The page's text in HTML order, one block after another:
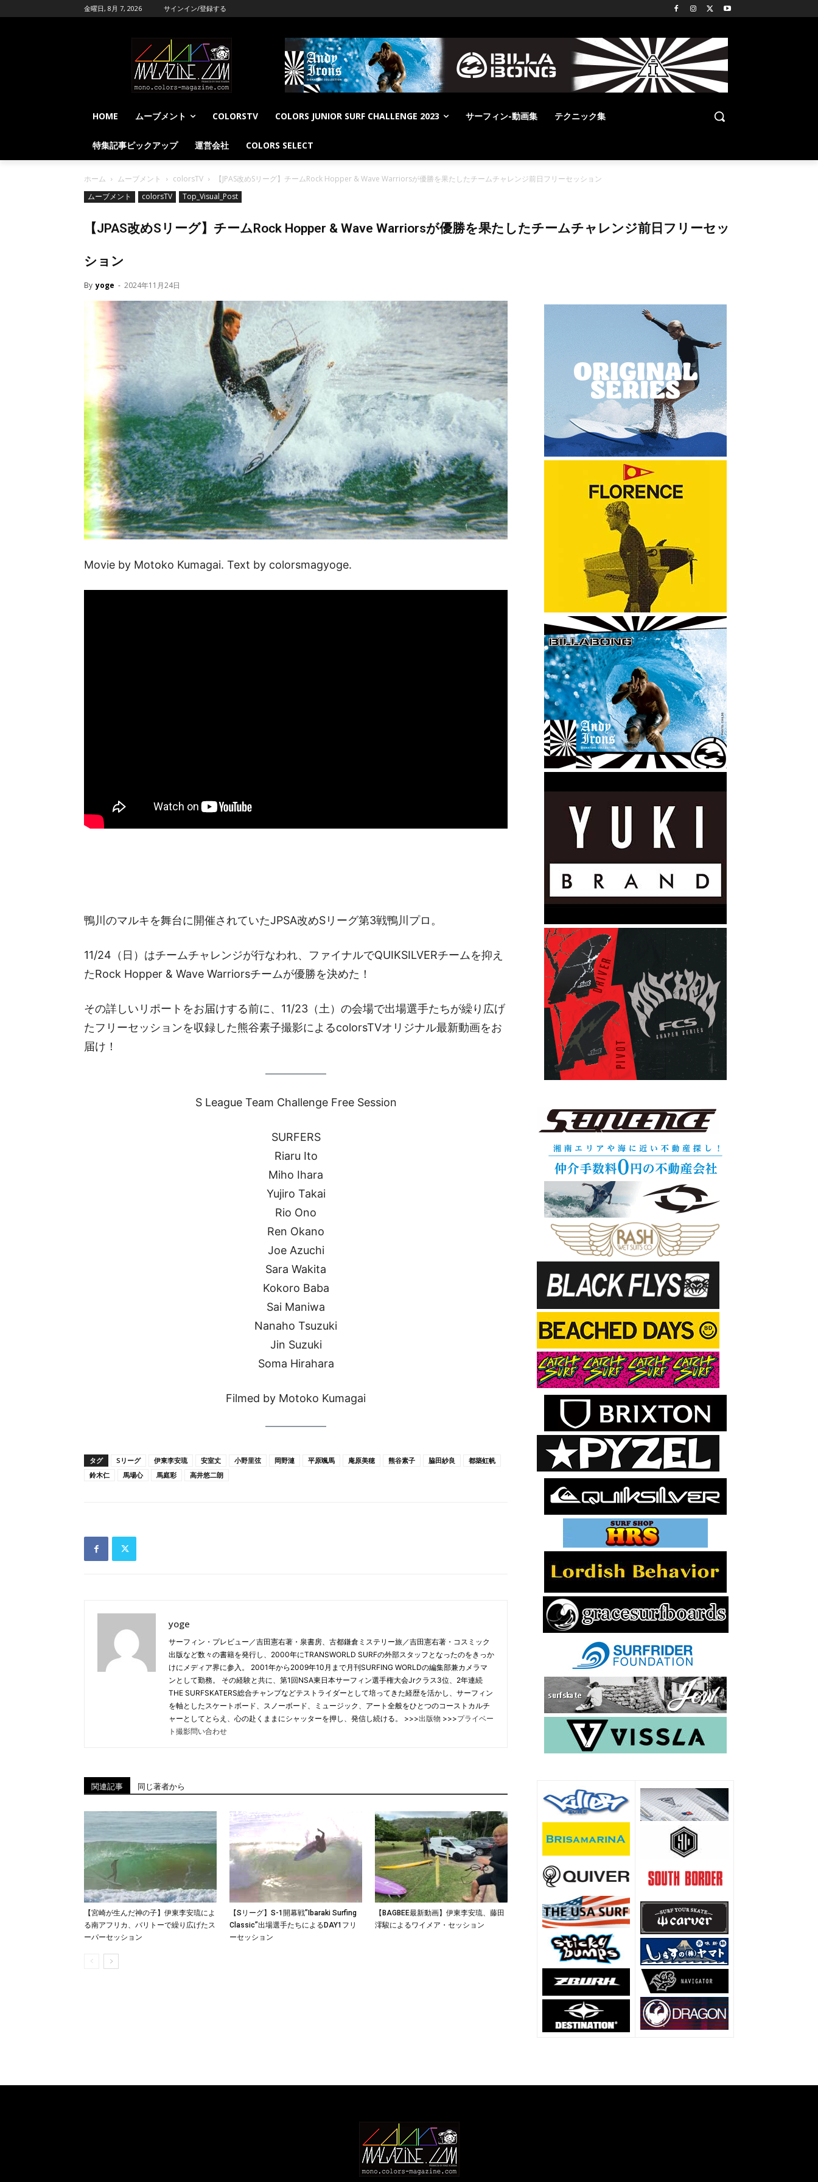
金曜日, 8月 7, 2026 サインイン/登録する
HOME ムーブメント COLORSTV COLORS JUNIOR SURF CHALLENGE 2023 サーフィン-動画集 テクニック集
特集記事ピックアップ 運営会社 COLORS SELECT
ホーム ムーブメント colorsTV
【JPAS改めSリーグ】チームRock Hopper & Wave Warriorsが優勝を果たしたチームチャレンジ前日フリーセッション
ムーブメント
colorsTV Top_Visual_Post
【JPAS改めSリーグ】チームRock Hopper & Wave Warriorsが優勝を果たしたチームチャレンジ前日フリーセッ
ション
By yoge - 2024年11月24日
Movie by Motoko Kumagai. Text by colorsmagyoge.
鴨川のマルキを舞台に開催されていたJPSA改めSリーグ第3戦鴨川プロ。
11/24（日）はチームチャレンジが行なわれ、ファイナルでQUIKSILVERチームを抑え
たRock Hopper & Wave Warriorsチームが優勝を決めた！
その詳しいリポートをお届けする前に、11/23（土）の会場で出場選手たちが繰り広げ
たフリーセッションを収録した熊谷素子撮影によるcolorsTVオリジナル最新動画をお
届け！
S League Team Challenge Free Session
SURFERS
Riaru Ito
Miho Ihara
Yujiro Takai
Rio Ono
Ren Okano
Joe Azuchi
Sara Wakita
Kokoro Baba
Sai Maniwa
Nanaho Tsuzuki
Jin Suzuki
Soma Hirahara
Filmed by Motoko Kumagai
タグ Sリーグ 伊東李安琉 安室丈 小野里弦 岡野漣 平原颯馬 庵原美穂 熊谷素子 脇田紗良
都築虹帆
鈴木仁
馬場心 馬庭彩 高井悠二朗
yoge
サーフィン・プレビュー／吉田憲右著・泉書房、古都鎌倉ミステリー旅／吉田憲右著・コスミック
出版など数々の書籍を発行し、2000年にTRANSWORLD SURFの外部スタッフとなったのをきっか
けにメディア界に参入。 2001年から2009年10月まで月刊SURFING WORLDの編集部兼カメラマ
ンとして勤務。 その経験と共に、第1回NSA東日本サーフィン選手権大会Jrクラス3位、2年連続
THE SURFSKATERS総合チャンプなどテストライダーとして培ってきた経歴を活かし、サーフィン
を軸としたスケートボード、スノーボード、ミュージック、アート全般をひとつのコーストカルチ
ャーとしてとらえ、心の赴くままにシャッターを押し、発信し続ける。 >>>出版物 >>>プライベー
ト撮影問い合わせ
関連記事 同じ著者から
【宮崎が生んだ神の子】伊東李安琉によ
る南アフリカ、バリトーで繰り広げたス
ーパーセッション
【Sリーグ】S-1開幕戦”Ibaraki Surfing
Classic”出場選手たちによるDAY1フリ
ーセッション
【BAGBEE最新動画】伊東李安琉、藤田
澪駿によるワイメア・セッション